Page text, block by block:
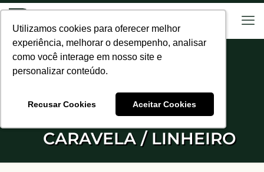
Utilizamos cookies para oferecer melhor
experiência, melhorar o desempenho, analisar
como você interage em nosso site e
personalizar conteúdo.
Recusar Cookies Aceitar Cookies
Utilizamos cookies para oferecer melhor
experiência, melhorar o desempenho, analisar
como você interage em nosso site e
personalizar conteúdo.
Recusar Cookies Aceitar Cookies
CARAVELA / LINHEIRO